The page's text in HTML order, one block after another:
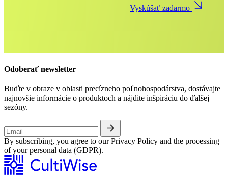
Vyskúšať zadarmo
Odoberať newsletter
Buďte v obraze v oblasti precízneho poľnohospodárstva, dostávajte
najnovšie informácie o produktoch a nájdite inšpiráciu do ďalšej
sezóny.
By subscribing, you agree to our Privacy Policy and the processing
of your personal data (GDPR).